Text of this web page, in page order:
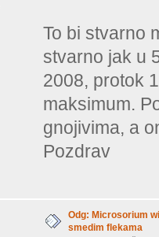
To bi stvarno
stvarno jak u
2008, protok
maksimum.
gnojivima, a
Pozdrav
Odg: Microsorium
smedim flekama